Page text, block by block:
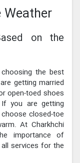
on the
the best
getting married
open-toed shoes
you are getting
closed-toe
At Charkhchi
importance of
services for the